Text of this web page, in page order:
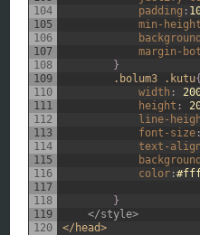
104
105
106
107
108
109
110
111
112
113
114
115
116
117
118
119
120
padding :
min-height
margin-
}
.bolum3 .kutu{
width :
height :
line-
font-size
text-align
color :
}
</style>
</head>